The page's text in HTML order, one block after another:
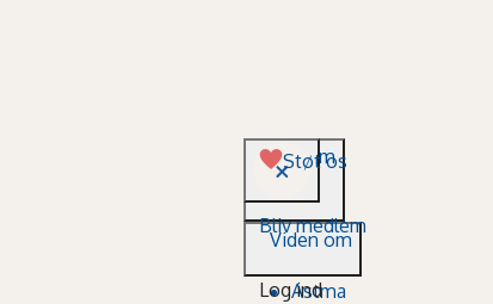
Støt os
Bliv medlem
Log ind
Viden om
Viden om
Astma